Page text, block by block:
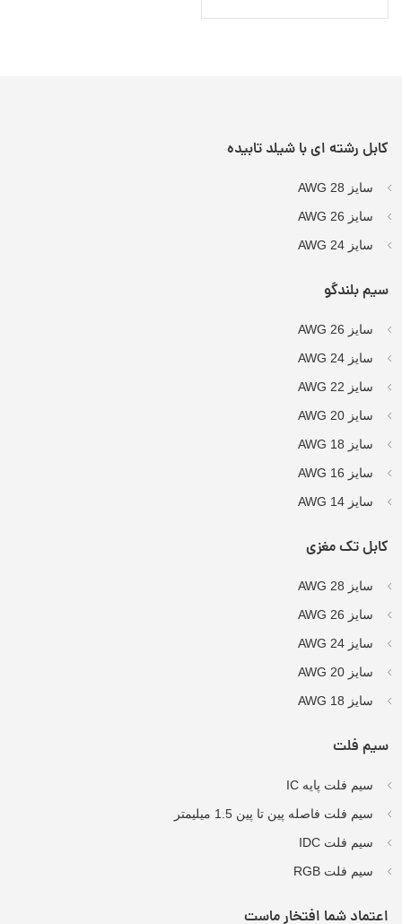
کابل رشته ای با شیلد تابیده
سایز AWG 28
سایز AWG 26
سایز AWG 24
سیم بلندگو
سایز AWG 26
سایز AWG 24
سایز AWG 22
سایز AWG 20
سایز AWG 18
سایز AWG 16
سایز AWG 14
کابل تک مغزی
سایز AWG 28
سایز AWG 26
سایز AWG 24
سایز AWG 20
سایز AWG 18
سیم فلت
سیم فلت پایه IC
سیم فلت فاصله پین تا پین 1.5 میلیمتر
سیم فلت IDC
سیم فلت RGB
اعتماد شما افتخار ماست